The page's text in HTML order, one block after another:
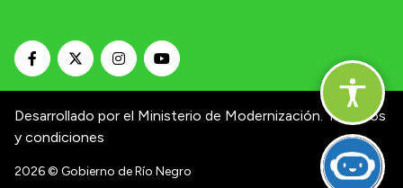
Desarrollado por el Ministerio de Modernización. Términos
y condiciones
2026© Gobierno de Río Negro